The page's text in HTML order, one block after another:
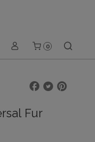
0
Fur